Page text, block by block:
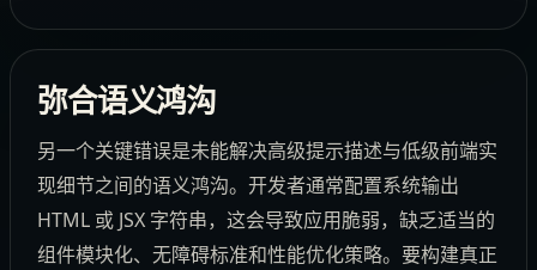
弥合语义鸿沟
另一个关键错误是未能解决高级提示描述与低级前端实
现细节之间的语义鸿沟。开发者通常配置系统输出
HTML 或 JSX 字符串，这会导致应用脆弱，缺乏适当的
组件模块化、无障碍标准和性能优化策略。要构建真正